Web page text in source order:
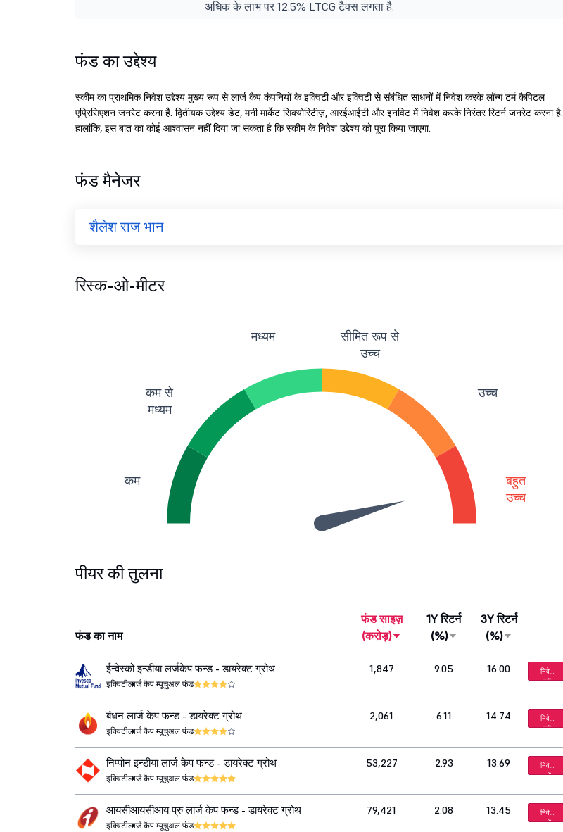
अधिक के लाभ पर 12.5% LTCG टैक्स लगता है.
फंड का उद्देश्य
स्कीम का प्राथमिक निवेश उद्देश्य मुख्य रूप से लार्ज कैप कंपनियों के इक्विटी और इक्विटी से संबंधित साधनों में निवेश करके लॉन्ग टर्म कैपिटल
एप्रिसिएशन जनरेट करना है. द्वितीयक उद्देश्य डेट, मनी मार्केट सिक्योरिटीज़, आरईआईटी और इनविट में निवेश करके निरंतर रिटर्न जनरेट करना है.
हालांकि, इस बात का कोई आश्वासन नहीं दिया जा सकता है कि स्कीम के निवेश उद्देश्य को पूरा किया जाएगा.
फंड मैनेजर
शैलेश राज भान
रिस्क-ओ-मीटर
कम
कम से
मध्यम
मध्यम
सीमित रूप से
उच्च
उच्च
बहुत
उच्च
पीयर की तुलना
फंड का नाम
फंड साइज़
(करोड़)
1Y रिटर्न
(%)
3Y रिटर्न
(%)
ईन्वेस्को इन्डीया लर्जकेप फन्ड - डायरेक्ट ग्रोथ
इक्विटीलार्ज कैप म्यूचुअल फंड
1,847 9.05 16.00
निवेश
करें
बंधन लार्ज केप फन्ड - डायरेक्ट ग्रोथ
इक्विटीलार्ज कैप म्यूचुअल फंड
2,061 6.11 14.74
निवेश
करें
निप्पोन इन्डीया लार्ज केप फन्ड - डायरेक्ट ग्रोथ
इक्विटीलार्ज कैप म्यूचुअल फंड
53,227 2.93 13.69
निवेश
करें
आयसीआयसीआय प्रु लार्ज केप फन्ड - डायरेक्ट ग्रोथ
इक्विटीलार्ज कैप म्यूचुअल फंड
79,421 2.08 13.45
निवेश
करें